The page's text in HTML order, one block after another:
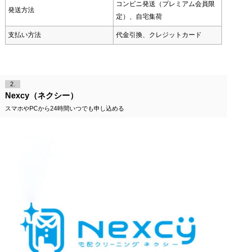
発送方法
コンビニ発送（プレミアム会員限
定）、自宅集荷
支払い方法 代金引換、クレジットカード
2.
Nexcy（ネクシー）
スマホやPCから24時間いつでも申し込める